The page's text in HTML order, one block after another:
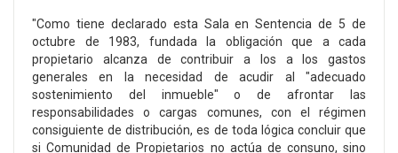
"Como tiene declarado esta Sala en Sentencia de 5 de
octubre de 1983, fundada la obligación que a cada
propietario alcanza de contribuir a los a los gastos
generales en la necesidad de acudir al "adecuado
sostenimiento del inmueble" o de afrontar las
responsabilidades o cargas comunes, con el régimen
consiguiente de distribución, es de toda lógica concluir que
si Comunidad de Propietarios no actúa de consuno, sino